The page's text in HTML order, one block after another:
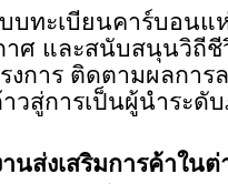
บทะเบียนคาร์บอน
ศ และสนับสนุนวิถี
งการ ติดตามผลกา
วสู่การเป็นผู้นำระ
ส่งเสริมการค้าในต่